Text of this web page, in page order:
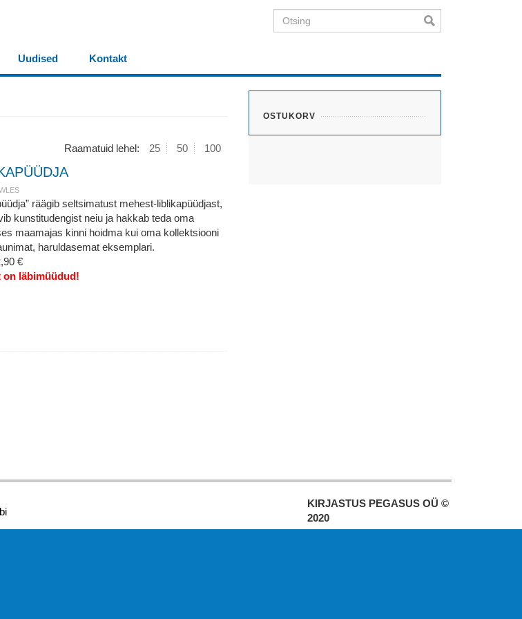
Otsing
Uudised Kontakt
OSTUKORV
Raamatuid lehel: 25 50 100
räägib seltsimatust mehest-liblikapüüdjast,
kunstitudengist neiu ja hakkab teda oma
maamajas kinni hoidma kui oma kollektsiooni
haruldasemat eksemplari.
€
on läbimüüdud!
KIRJASTUS PEGASUS OÜ ©
2020